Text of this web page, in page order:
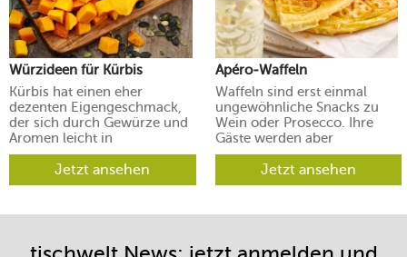
Würzideen für Kürbis
Kürbis hat einen eher
dezenten Eigengeschmack,
der sich durch Gewürze und
Aromen leicht in
verschiedene Richtungen
lenken lässt.Jetzt ansehen
Apéro-Waffeln
Waffeln sind erst einmal
ungewöhnliche Snacks zu
Wein oder Prosecco. Ihre
Gäste werden aber
begeistert sein.
Jetzt ansehen